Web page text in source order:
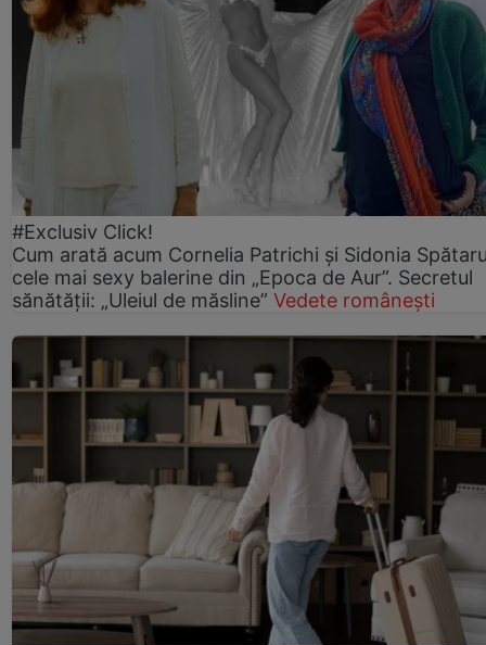
#Exclusiv Click!
Cum arată acum Cornelia Patrichi și Sidonia
cele mai sexy balerine din „Epoca de Aur”. Secretul
sănătății: „Uleiul de măsline” Vedete românești